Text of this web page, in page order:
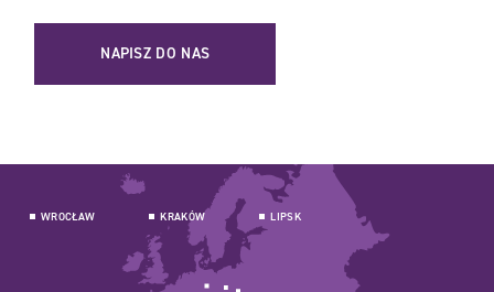
NAPISZ DO NAS
WROCŁAW KRAKÓW LIPSK